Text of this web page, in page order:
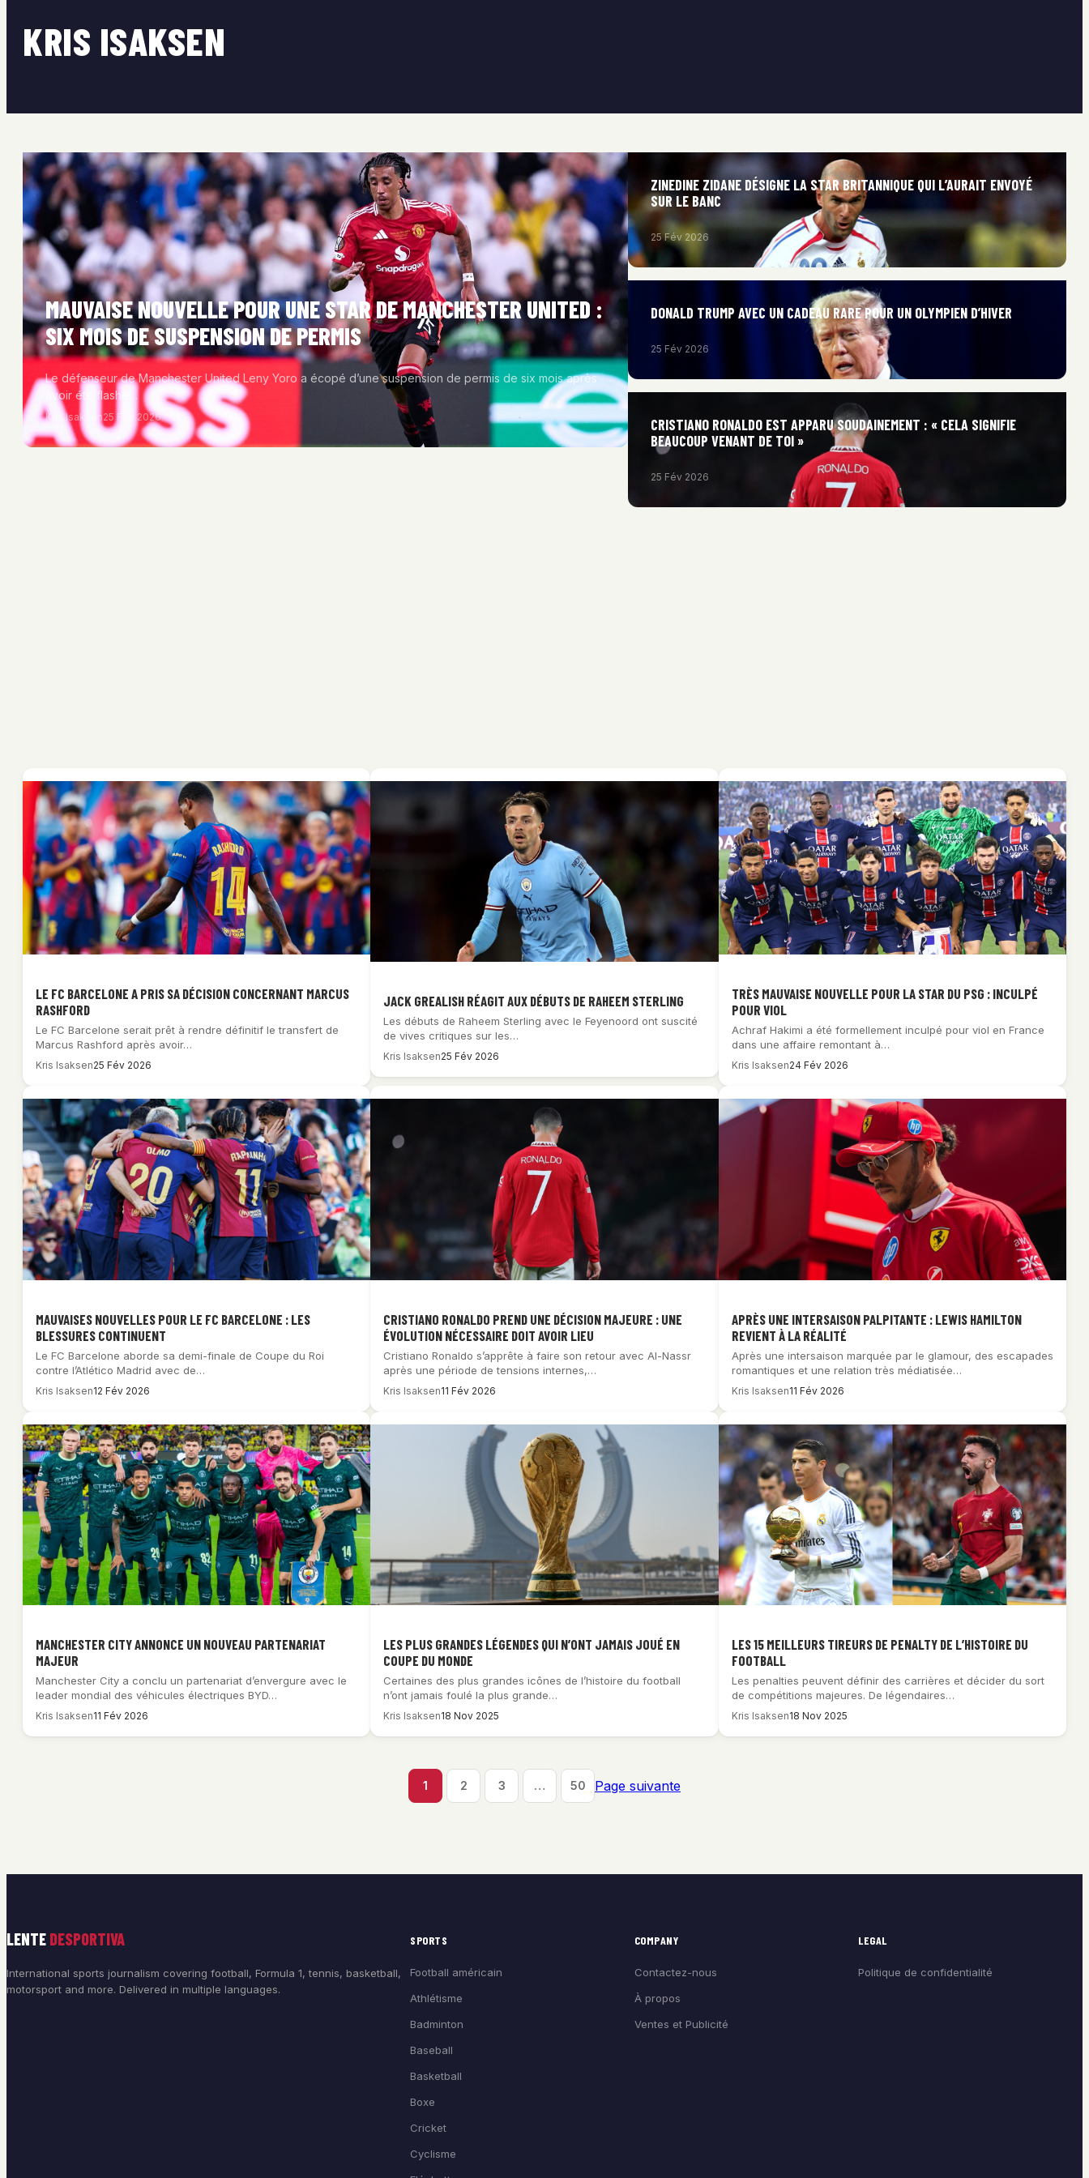
KRIS ISAKSEN
MAUVAISE NOUVELLE POUR UNE STAR DE MANCHESTER UNITED :
SIX MOIS DE SUSPENSION DE PERMIS
Le défenseur de Manchester United Leny Yoro a écopé d’une suspension de permis de six mois après
avoir été flashé…
Kris Isaksen25 Fév 2026
ZINEDINE ZIDANE DÉSIGNE LA STAR BRITANNIQUE QUI L’AURAIT ENVOYÉ
SUR LE BANC
25 Fév 2026
DONALD TRUMP AVEC UN CADEAU RARE POUR UN OLYMPIEN D’HIVER
25 Fév 2026
CRISTIANO RONALDO EST APPARU SOUDAINEMENT : « CELA SIGNIFIE
BEAUCOUP VENANT DE TOI »
25 Fév 2026
LE FC BARCELONE A PRIS SA DÉCISION CONCERNANT MARCUS
RASHFORD
Le FC Barcelone serait prêt à rendre définitif le transfert de
Marcus Rashford après avoir…
Kris Isaksen25 Fév 2026
JACK GREALISH RÉAGIT AUX DÉBUTS DE RAHEEM STERLING
Les débuts de Raheem Sterling avec le Feyenoord ont suscité
de vives critiques sur les…
Kris Isaksen25 Fév 2026
TRÈS MAUVAISE NOUVELLE POUR LA STAR DU PSG : INCULPÉ
POUR VIOL
Achraf Hakimi a été formellement inculpé pour viol en France
dans une affaire remontant à…
Kris Isaksen24 Fév 2026
MAUVAISES NOUVELLES POUR LE FC BARCELONE : LES
BLESSURES CONTINUENT
Le FC Barcelone aborde sa demi-finale de Coupe du Roi
contre l’Atlético Madrid avec de…
Kris Isaksen12 Fév 2026
CRISTIANO RONALDO PREND UNE DÉCISION MAJEURE : UNE
ÉVOLUTION NÉCESSAIRE DOIT AVOIR LIEU
Cristiano Ronaldo s’apprête à faire son retour avec Al-Nassr
après une période de tensions internes,…
Kris Isaksen11 Fév 2026
APRÈS UNE INTERSAISON PALPITANTE : LEWIS HAMILTON
REVIENT À LA RÉALITÉ
Après une intersaison marquée par le glamour, des escapades
romantiques et une relation très médiatisée…
Kris Isaksen11 Fév 2026
MANCHESTER CITY ANNONCE UN NOUVEAU PARTENARIAT
MAJEUR
Manchester City a conclu un partenariat d’envergure avec le
leader mondial des véhicules électriques BYD…
Kris Isaksen11 Fév 2026
LES PLUS GRANDES LÉGENDES QUI N’ONT JAMAIS JOUÉ EN
COUPE DU MONDE
Certaines des plus grandes icônes de l’histoire du football
n’ont jamais foulé la plus grande…
Kris Isaksen18 Nov 2025
LES 15 MEILLEURS TIREURS DE PENALTY DE L’HISTOIRE DU
FOOTBALL
Les penalties peuvent définir des carrières et décider du sort
de compétitions majeures. De légendaires…
Kris Isaksen18 Nov 2025
1 2 3 … 50 Page suivante
LENTE DESPORTIVA
International sports journalism covering football, Formula 1, tennis, basketball,
motorsport and more. Delivered in multiple languages.
SPORTS
Football américain
Athlétisme
Badminton
Baseball
Basketball
Boxe
Cricket
Cyclisme
COMPANY
Contactez-nous
À propos
Ventes et Publicité
LEGAL
Politique de confidentialité